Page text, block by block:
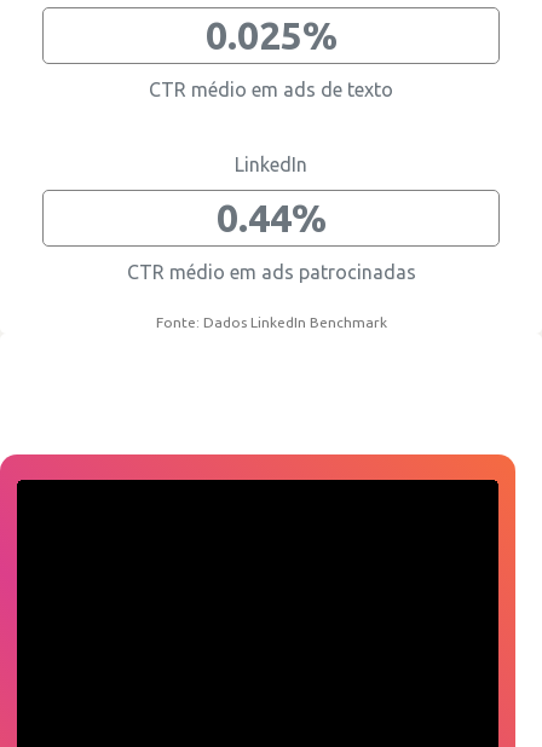
0.025%
CTR médio em ads de texto
LinkedIn
0.44%
CTR médio em ads patrocinadas
Fonte: Dados LinkedIn Benchmark